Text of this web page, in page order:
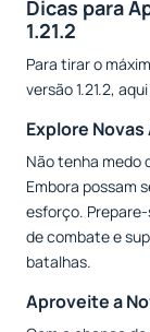
Dicas para
1.21.2
Para tirar o
versão 1.21.2,
Explore Novas
Não tenha medo
Embora possam
esforço.
de combate e
batalhas.
Aproveite a